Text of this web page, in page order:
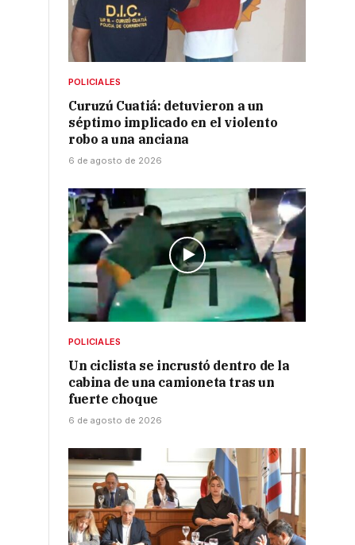
POLICIALES
Curuzú Cuatiá: detuvieron a un
séptimo implicado en el violento
robo a una anciana
6 de agosto de 2026
POLICIALES
Un ciclista se incrustó dentro de la
cabina de una camioneta tras un
fuerte choque
6 de agosto de 2026